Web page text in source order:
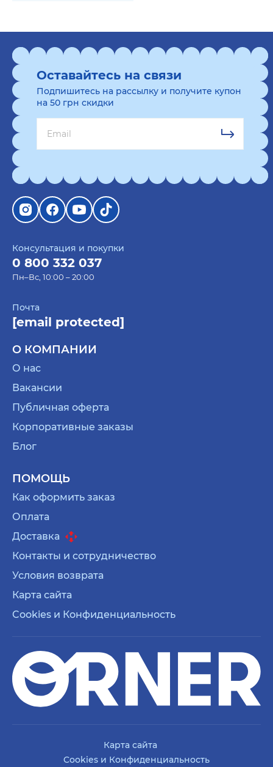
Консультация и покупки
0 800 332 037
Пн–Вс, 10:00 – 20:00
Почта
[email protected]
О КОМПАНИИ
О нас
Вакансии
Публичная оферта
Корпоративные заказы
Блог
ПОМОЩЬ
Как оформить заказ
Оплата
Доставка
Контакты и сотрудничество
Условия возврата
Карта сайта
Cookies и Конфиденциальность
Оставайтесь на связи
Подпишитесь на рассылку и получите купон
на 50 грн скидки
Карта сайта
Cookies и Конфиденциальность